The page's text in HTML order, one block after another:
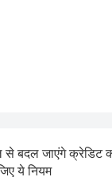
बदल जाएंगे क्रेडिट
ये नियम